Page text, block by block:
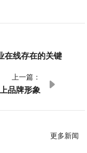
在线存在的关键
上一篇：
品牌形象

更多新闻